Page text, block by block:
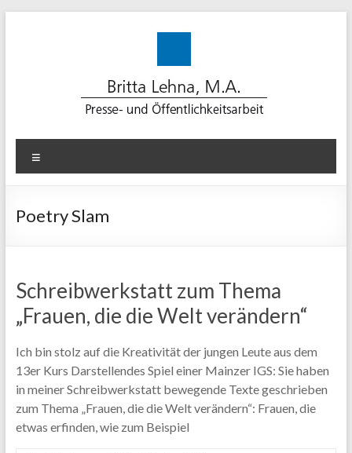
Lehna-
PR
für
erfolgreiche
Beratung.
Konzept.
Medienarbeit.
Text.
Content.
Poetry Slam
Schreibwerkstatt zum Thema
„Frauen, die die Welt verändern“
Ich bin stolz auf die Kreativität der jungen Leute aus dem
13er Kurs Darstellendes Spiel einer Mainzer IGS: Sie haben
in meiner Schreibwerkstatt bewegende Texte geschrieben
zum Thema „Frauen, die die Welt verändern“: Frauen, die
etwas erfinden, wie zum Beispiel